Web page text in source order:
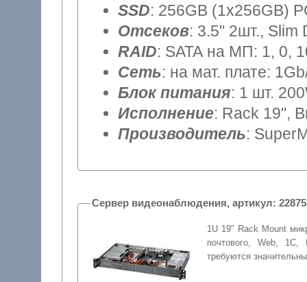
SSD: 256GB (1x256GB)
Отсеков: 3.5" 2шт., Slim
RAID: SATA на МП: 1, 0,
Сеть: на мат. плате:
Блок питания: 1 шт.
Исполнение: Rack 19",
Производитель:
Сервер видеонаблюдения,
1U 19" Rack Mount
почтового, Web, 1С,
требуются